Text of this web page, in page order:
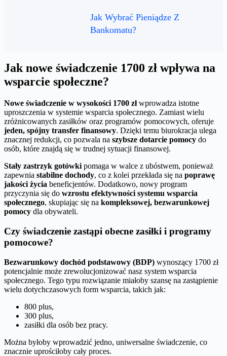
Jak Wybrać Pieniądze Z
Bankomatu?
Jak nowe świadczenie 1700 zł wpływa na
wsparcie społeczne?
Nowe świadczenie w wysokości 1700 złwprowadza istotne
uproszczenia w systemie wsparcia społecznego. Zamiast wielu
zróżnicowanych zasiłków oraz programów pomocowych, oferuje
jeden, spójny transfer finansowy. Dzięki temu biurokracja ulega
znacznej redukcji, co pozwala na szybsze dotarcie pomocy do
osób, które znajdą się w trudnej sytuacji finansowej.
Stały zastrzyk gotówki pomaga w walce z ubóstwem, ponieważ
zapewnia stabilne dochody, co z kolei przekłada się na poprawę
jakości życia beneficjentów. Dodatkowo, nowy program
przyczynia się do wzrostu efektywności systemu wsparcia
społecznego, skupiając się na kompleksowej, bezwarunkowej
pomocy dla obywateli.
Czy świadczenie zastąpi obecne zasiłki i programy
pomocowe?
Bezwarunkowy dochód podstawowy (BDP) wynoszący 1700 zł
potencjalnie może zrewolucjonizować nasz system wsparcia
społecznego. Tego typu rozwiązanie miałoby szansę na zastąpienie
wielu dotychczasowych form wsparcia, takich jak:
800 plus,
300 plus,
zasiłki dla osób bez pracy.
Można byłoby wprowadzić jedno, uniwersalne świadczenie, co
znacznie uprościłoby cały proces.